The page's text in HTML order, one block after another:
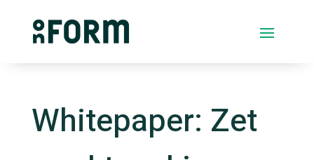
Whitepaper: Zet